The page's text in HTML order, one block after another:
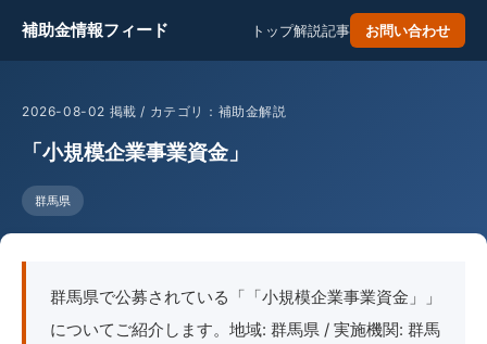
補助金情報フィード トップ解説記事 お問い合わせ
2026-08-02 掲載 / カテゴリ：補助金解説
「小規模企業事業資金」
群馬県
群馬県で公募されている「「小規模企業事業資金」」
についてご紹介します。地域: 群馬県 / 実施機関: 群馬